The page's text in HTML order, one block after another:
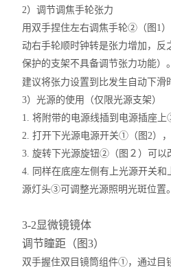
2）调节调焦手轮张力
用双手捏住左右调焦手轮②（图1
动右手轮顺时钟转是张力增加，反
保护的支架不具备调节张力功能）
建议将张力设置到比发生自动下滑
3）光源的使用（仅限光源支架）
1. 将附带的电源线插到电源插座
2. 打开下光源电源开关①（图2），
3. 旋转下光源旋钮②（图２）可以
4. 同样在底座左侧有上光源开关
源灯头③可调整光源照明光斑位置。
3-2显微镜镜体
调节瞳距（图3）
双手握住双目镜筒组件①，通过目